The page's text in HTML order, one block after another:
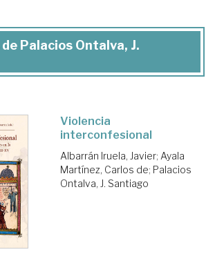
Palacios Ontalva, J.
Violencia
interconfesional
Albarrán Iruela, Javier; Ayala
Martínez, Carlos de; Palacios
Ontalva, J. Santiago